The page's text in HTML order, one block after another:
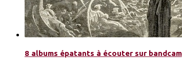
8 albums épatants à écouter sur